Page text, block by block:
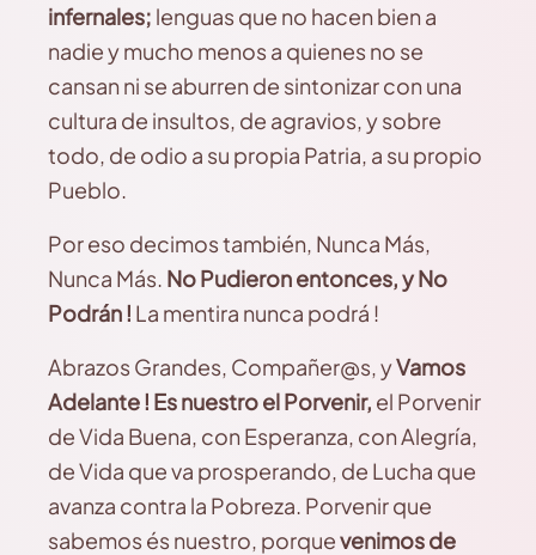
infernales; lenguas que no hacen bien a
nadie y mucho menos a quienes no se
cansan ni se aburren de sintonizar con una
cultura de insultos, de agravios, y sobre
todo, de odio a su propia Patria, a su propio
Pueblo.
Por eso decimos también, Nunca Más,
Nunca Más. No Pudieron entonces, y No
Podrán ! La mentira nunca podrá !
Abrazos Grandes, Compañer@s, yVamos
Adelante ! Es nuestro el Porvenir, el Porvenir
de Vida Buena, con Esperanza, con Alegría,
de Vida que va prosperando, de Lucha que
avanza contra la Pobreza. Porvenir que
sabemos és nuestro, porquevenimos de